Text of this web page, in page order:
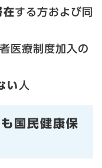
在する方および同
医療制度加入の
い 人
国民健康保